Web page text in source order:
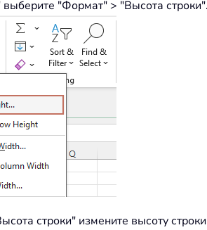
выберите "Формат" > "Высота
строки" измените высоту